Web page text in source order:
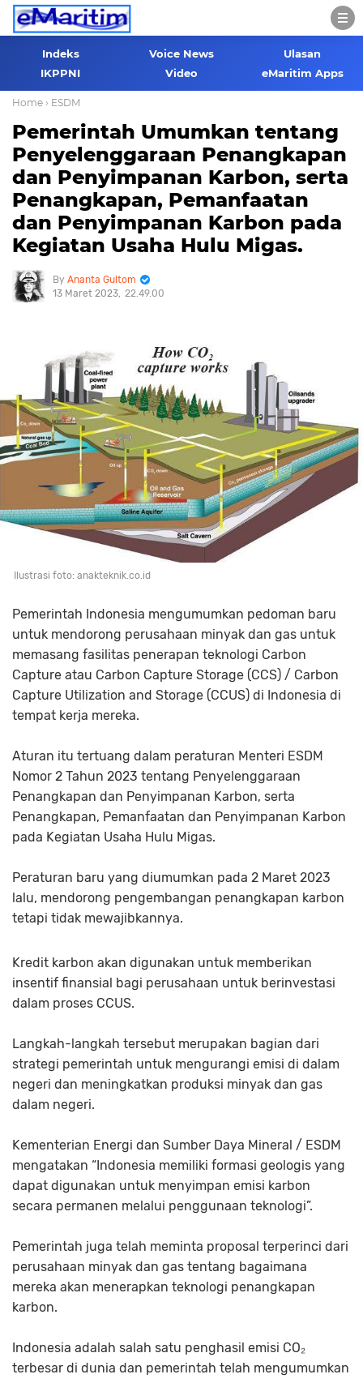
Indeks Voice News
Ulasan
IKPPNI
Video eMaritim Apps
Home › ESDM
Pemerintah Umumkan tentang
Penyelenggaraan Penangkapan
dan Penyimpanan Karbon, serta
Penangkapan, Pemanfaatan
dan Penyimpanan Karbon pada
Kegiatan Usaha Hulu Migas.
Ananta Gultom
13 Maret 2023 22.49.00
Ilustrasi foto: anakteknik.co.id
Pemerintah Indonesia mengumumkan pedoman baru
untuk mendorong perusahaan minyak dan gas untuk
memasang fasilitas penerapan teknologi Carbon
Capture atau Carbon Capture Storage (CCS) / Carbon
Capture Utilization and Storage (CCUS) di Indonesia di
tempat kerja mereka.
Aturan itu tertuang dalam peraturan Menteri ESDM
Nomor 2 Tahun 2023 tentang Penyelenggaraan
Penangkapan dan Penyimpanan Karbon, serta
Penangkapan, Pemanfaatan dan Penyimpanan Karbon
pada Kegiatan Usaha Hulu Migas.
Peraturan baru yang diumumkan pada 2 Maret 2023
lalu, mendorong pengembangan penangkapan karbon
tetapi tidak mewajibkannya.
Kredit karbon akan digunakan untuk memberikan
insentif finansial bagi perusahaan untuk berinvestasi
dalam proses CCUS.
Langkah-langkah tersebut merupakan bagian dari
strategi pemerintah untuk mengurangi emisi di dalam
negeri dan meningkatkan produksi minyak dan gas
dalam negeri.
Kementerian Energi dan Sumber Daya Mineral / ESDM
mengatakan “Indonesia memiliki formasi geologis yang
dapat digunakan untuk menyimpan emisi karbon
secara permanen melalui penggunaan teknologi”.
Pemerintah juga telah meminta proposal terperinci dari
perusahaan minyak dan gas tentang bagaimana
mereka akan menerapkan teknologi penangkapan
karbon.
Indonesia adalah salah satu penghasil emisi CO₂
terbesar di dunia dan pemerintah telah mengumumkan